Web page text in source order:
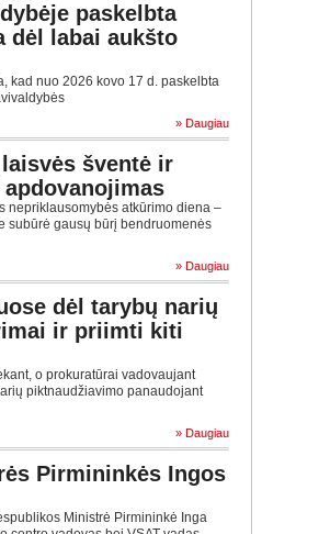
paskelbta
dėl labai aukšto
kad nuo 2026 kovo 17 d. paskelbta
» Daugiau
šventė ir
apdovanojimas
nepriklausomybės atkūrimo diena –
subūrė gausų būrį bendruomenės
» Daugiau
dėl tarybų narių
ir priimti kiti
o prokuratūrai vadovaujant
piktnaudžiavimo panaudojant
» Daugiau
Pirmininkės Ingos
Ministrė Pirmininkė Inga